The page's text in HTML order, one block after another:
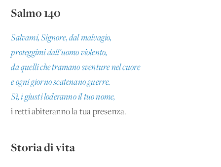
Salmo 140
Salvami, Signore, dal malvagio,
proteggimi dall'uomo violento,
da quelli che tramano sventure nel cuore
e ogni giorno scatenano guerre.
Sì, i giusti loderanno il tuo nome,
i retti abiteranno la tua presenza.
Storia di vita